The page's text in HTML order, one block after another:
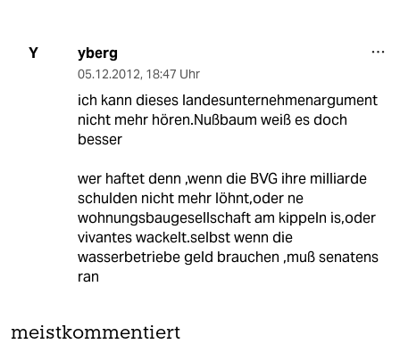
Y yberg
05.12.2012, 18:47 Uhr
ich kann dieses landesunternehmenargument
nicht mehr hören.Nußbaum weiß es doch
besser
wer haftet denn ,wenn die BVG ihre milliarde
schulden nicht mehr löhnt,oder ne
wohnungsbaugesellschaft am kippeln is,oder
vivantes wackelt.selbst wenn die
wasserbetriebe geld brauchen ,muß senatens
ran
meistkommentiert